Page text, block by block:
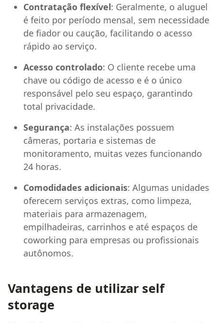
Contratação flexível: Geralmente, o aluguel
é feito por período mensal, sem necessidade
de fiador ou caução, facilitando o acesso
rápido ao serviço.
Acesso controlado: O cliente recebe uma
chave ou código de acesso e é o único
responsável pelo seu espaço, garantindo
total privacidade.
Segurança: As instalações possuem
câmeras, portaria e sistemas de
monitoramento, muitas vezes funcionando
24 horas.
Comodidades adicionais: Algumas unidades
oferecem serviços extras, como limpeza,
materiais para armazenagem,
empilhadeiras, carrinhos e até espaços de
coworking para empresas ou profissionais
autônomos.
Vantagens de utilizar self
storage